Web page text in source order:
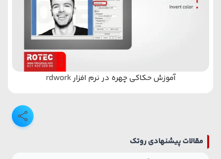
آموزش حکاکی چهره در نرم افزار rdwork
مقالات پیشنهادی روتک